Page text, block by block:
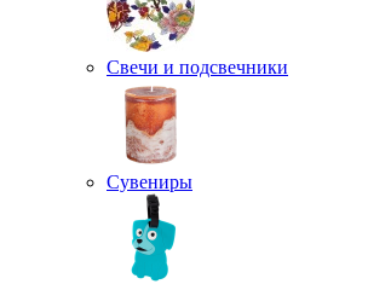
Свечи и подсвечники
Сувениры